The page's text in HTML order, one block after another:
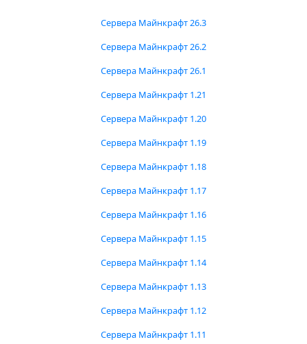
Сервера Майнкрафт 26.3
Сервера Майнкрафт 26.2
Сервера Майнкрафт 26.1
Сервера Майнкрафт 1.21
Сервера Майнкрафт 1.20
Сервера Майнкрафт 1.19
Сервера Майнкрафт 1.18
Сервера Майнкрафт 1.17
Сервера Майнкрафт 1.16
Сервера Майнкрафт 1.15
Сервера Майнкрафт 1.14
Сервера Майнкрафт 1.13
Сервера Майнкрафт 1.12
Сервера Майнкрафт 1.11